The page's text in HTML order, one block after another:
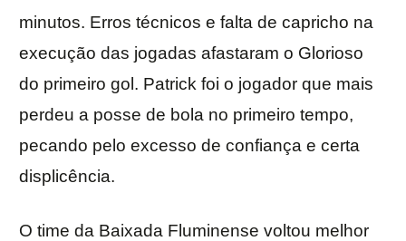
minutos. Erros técnicos e falta de capricho na
execução das jogadas afastaram o Glorioso
do primeiro gol. Patrick foi o jogador que mais
perdeu a posse de bola no primeiro tempo,
pecando pelo excesso de confiança e certa
displicência.
O time da Baixada Fluminense voltou melhor